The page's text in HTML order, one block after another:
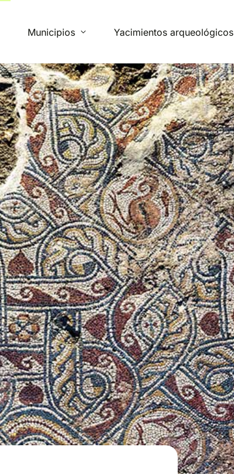
Municipios
Beja
Campo Maior
Mértola
Montemor-o-Novo
Monforte
Ourique
Santiago do Cacém
Vidigueira
Yacimientos arqueológicos